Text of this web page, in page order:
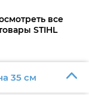
все
STIHL
35 см